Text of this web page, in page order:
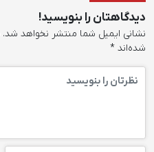
دیدگاهتان را بنویسید!
نشانی ایمیل شما منتشر نخواهد شد.
شده‌اند *